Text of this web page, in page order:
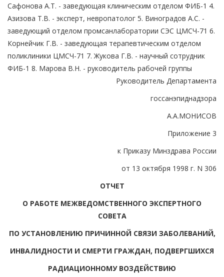
Сафонова А.Т. - заведующая клиническим отделом ФИБ-1 4.
Азизова Т.В. - эксперт, невропатолог 5. Виноградов А.С. -
заведующий отделом промсанлаборатории СЭС ЦМСЧ-71 6.
Корнейчик Г.В. - заведующая терапевтическим отделом
поликлиники ЦМСЧ-71 7. Жукова Г.В. - научный сотрудник
ФИБ-1 8. Марова В.Н. - руководитель рабочей группы
Руководитель Департамента
госсанэпиднадзора
А.А.МОНИСОВ
Приложение 3
к Приказу Минздрава России
от 13 октября 1998 г. N 306
ОТЧЕТ
О РАБОТЕ МЕЖВЕДОМСТВЕННОГО ЭКСПЕРТНОГО
СОВЕТА
ПО УСТАНОВЛЕНИЮ ПРИЧИННОЙ СВЯЗИ ЗАБОЛЕВАНИЙ,
ИНВАЛИДНОСТИ И СМЕРТИ ГРАЖДАН, ПОДВЕРГШИХСЯ
РАДИАЦИОННОМУ ВОЗДЕЙСТВИЮ